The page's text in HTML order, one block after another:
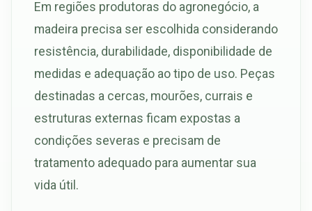
Em regiões produtoras do agronegócio, a
madeira precisa ser escolhida considerando
resistência, durabilidade, disponibilidade de
medidas e adequação ao tipo de uso. Peças
destinadas a cercas, mourões, currais e
estruturas externas ficam expostas a
condições severas e precisam de
tratamento adequado para aumentar sua
vida útil.